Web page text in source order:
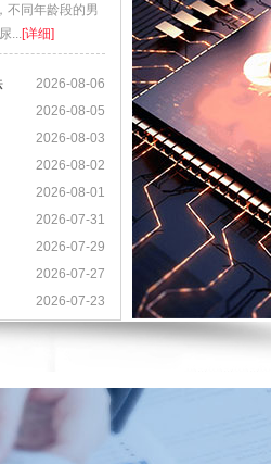
不同年龄段的男
... [详细]
2026-08-06
2026-08-05
2026-08-03
2026-08-02
2026-08-01
2026-07-31
2026-07-29
2026-07-27
2026-07-23